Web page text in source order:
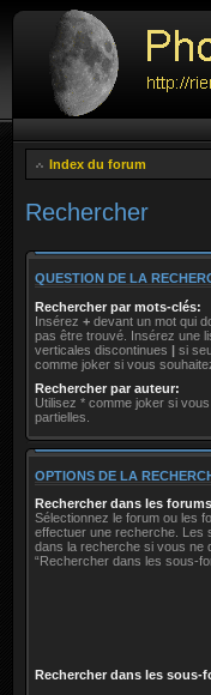
Index du forum
Rechercher
QUESTION DE LA
Rechercher par mots-clés:
Insérez + devant un mot qui
pas être trouvé. Insérez une
verticales discontinues | si
comme joker si vous
Rechercher par auteur:
Utilisez * comme joker si
partielles.
OPTIONS DE LA
Rechercher dans les
Sélectionnez le forum ou les
effectuer une recherche. Les
dans la recherche si vous ne
“Rechercher dans les sous-
Rechercher dans les sous-